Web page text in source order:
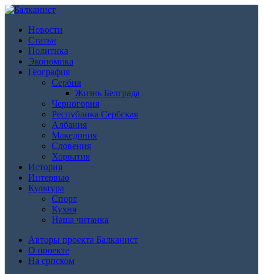
Новости
Статьи
Политика
Экономика
География
Сербия
Жизнь Белграда
Черногория
Республика Сербская
Албания
Македония
Словения
Хорватия
История
Интервью
Культура
Спорт
Кухня
Наша читанка
Авторы проекта Балканист
О проекте
На српском